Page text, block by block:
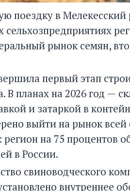
поездку в
рынок семян,
первый этап
В планах на 2026 год —
и затаркой в
выйти на рынок
на 75 процентов
в России.
свиноводческого
внутреннее